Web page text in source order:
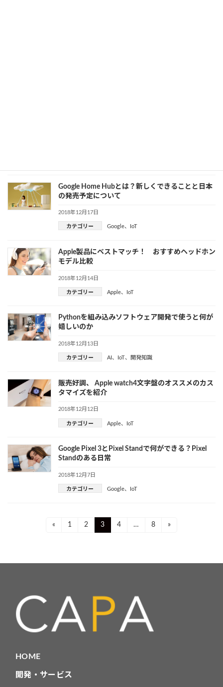
Google Home Hubとは？新しくできることと日本
の発売予定について
2018年12月17日
カテゴリー Google、 IoT
Apple製品にベストマッチ！ おすすめヘッドホン
モデル比較
2018年12月14日
カテゴリー Apple、 IoT
Pythonを組み込みソフトウェア開発で使うと何が
嬉しいのか
2018年12月13日
カテゴリー AI 、 IoT、 開発知識
販売好調、 Apple watch4文字盤のオススメのカス
タマイズを紹介
2018年12月12日
カテゴリー Apple、 IoT
Google Pixel 3とPixel Standで何ができる？Pixel
Standのある日常
2018年12月7日
カテゴリー Google、 IoT
ー
シ
ン
« Page
1 Page
2 Page
3 Page
4 … Page
8 »
HOME
開発・サービス